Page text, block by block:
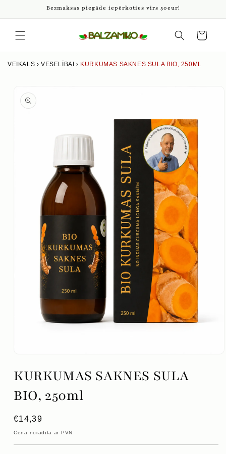
saturu
Bezmaksas piegāde iepērkoties virs 50eur!
grozs
VEIKALS ›VESELĪBAI › KURKUMAS SAKNES SULA BIO, 250ML
produkta
informāciju
1
modālajā
KURKUMAS SAKNES SULA
BIO, 250ml
Parastā
cena
€14,39
Cena norādīta ar PVN